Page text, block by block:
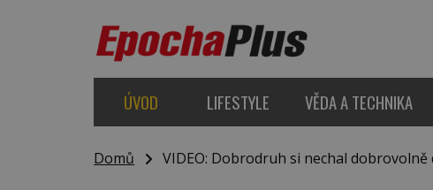
ÚVOD LIFESTYLE VĚDA A TECHNIKA
Domů VIDEO: Dobrodruh si nechal